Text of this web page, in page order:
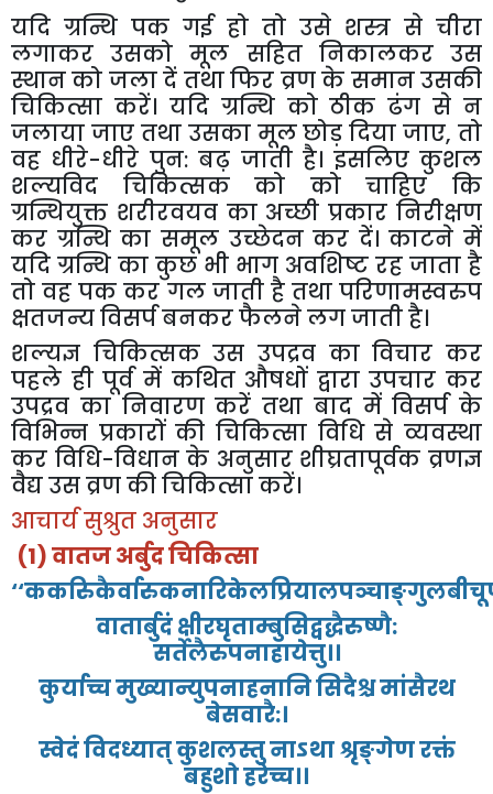
यदि ग्रन्थि पक गई हो तो उसे शस्त्र से चीरा
लगाकर उसको मूल सहित निकालकर उस
स्थानको जलादें तथाफिर व्रणके समानउसकी
चिकित्सा करें। यदि ग्रन्थि को ठीक ढंग से न
जलाया जाए तथा उसका मूल छोड़ दिया जाए, तो
वह धीरे-धीरे पुन:बढ़ जाती है। इसलिए कुशल
शल्यविद
चिकित्सक को को चाहिए
कि
ग्रन्थियुक्त शरीरवयव का अच्छी प्रकार निरीक्षण
कर ग्रन्थि का समूल उच्छेदन कर दें। काटने में
यदि ग्रन्थि का कुछ भी भाग अवशिष्ट रह जाता है
तो वह पक कर गल जाती है तथा परिणामस्वरुप
क्षतजन्यविसर्पबनकरफैलनेलगजातीहै।
शल्यज्ञ चिकित्सक उस उपद्रव का विचार कर
पहले ही पूर्व में कथित औषधों द्वारा उपचार कर
उपद्रव का निवारण करें तथा बाद में विसर्प के
विभिन्न प्रकारों की चिकित्सा विधि से व्यवस्था
कर विधि-विधान के अनुसार शीघ्रतापूर्वक व्रणज्ञ
वैद्यउसव्रणकीचिकित्साकरें।
आचार्यसुश्रुत अनुसार
(1)वातजअर्बुदचिकित्सा
‘‘
वातार्बुदंक्षीरघृताम्बुसिद्वद्धैरुष्णै:
सर्तेलैरुपनाहायेत्तु।।
कुर्याच्चमुख्यान्युपनाहनानिसिदैश्चमांसैरथ
बेसवारै:।
स्वेदंविदध्यात्कुशलस्तुनाऽथाश्रृङ्गेणरक्तं
बहुशोहरेच्च।।